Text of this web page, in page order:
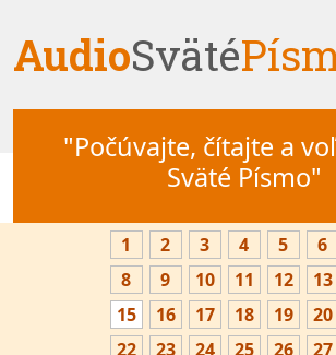
AudioSväté
"Počúvajte, čítajte a
Sväté Písmo"
1 2 3 4 5 6
8
9 10 11 12 13
15
16 17 18 19 20
22
23 24 25 26 27